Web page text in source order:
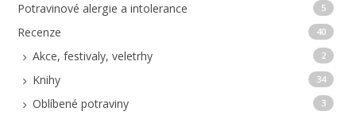
Potravinové alergie a intolerance 5
Recenze 40
Akce, festivaly, veletrhy 2
Knihy 34
Oblíbené potraviny 3